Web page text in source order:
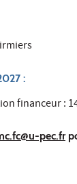
:
financeur :
pec.fr